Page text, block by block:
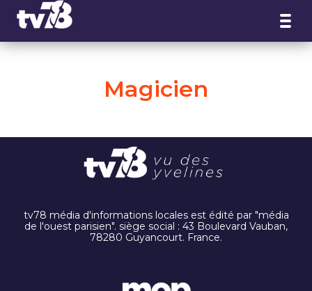
Magicien
tv78 média d'informations locales est édité par "média
de l'ouest parisien". siège social : 43 Boulevard Vauban,
78280 Guyancourt. France.
Panneau de gestion des cookies